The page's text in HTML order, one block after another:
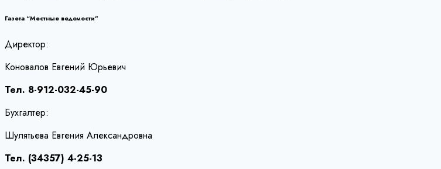
Газета “Местные ведомости”
Директор:
Коновалов Евгений Юрьевич
Тел. 8-912-032-45-90
Бухгалтер:
Шулятьева Евгения Александровна
Тел. (34357) 4-25-13